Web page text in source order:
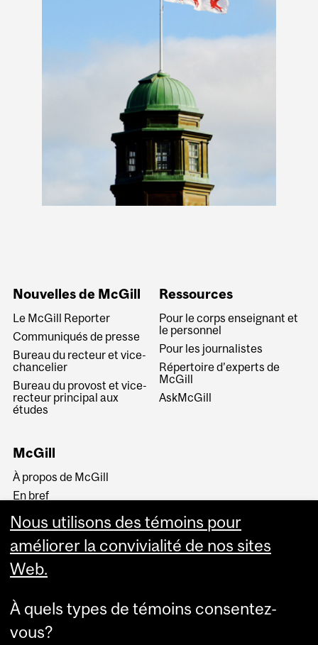
Nouvelles de McGill
Le McGill Reporter
Communiqués de presse
Bureau du recteur et vice-
chancelier
Bureau du provost et vice-
recteur principal aux
études
Ressources
Pour le corps enseignant et
le personnel
Pour les journalistes
Répertoire d’experts de
McGill
AskMcGill
McGill
À propos de McGill
En bref
Histoire
La haute direction
Nous utilisons des témoins pour
améliorer la convivialité de nos sites
Web.
À quels types de témoins consentez-
vous?